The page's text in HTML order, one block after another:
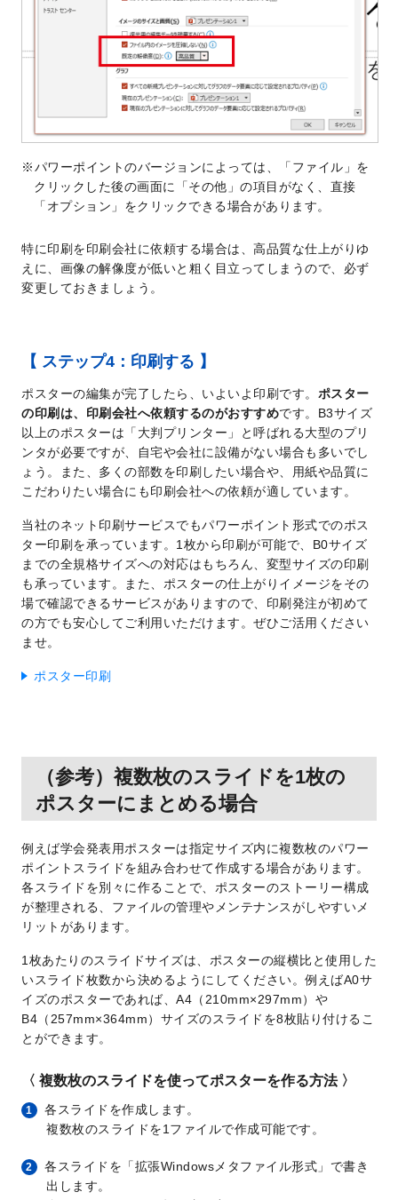
パワーポイントのバージョンによっては、「ファイル」を
クリックした後の画面に「その他」の項目がなく、直接
「オプション」をクリックできる場合があります。
特に印刷を印刷会社に依頼する場合は、高品質な仕上がりゆ
えに、画像の解像度が低いと粗く目立ってしまうので、必ず
変更しておきましょう。
【 ステップ4：印刷する 】
ポスターの編集が完了したら、いよいよ印刷です。 ポスター
の印刷は、印刷会社へ依頼するのがおすすめです。B3サイズ
以上のポスターは「大判プリンター」と呼ばれる大型のプリ
ンタが必要ですが、自宅や会社に設備がない場合も多いでし
ょう。また、多くの部数を印刷したい場合や、用紙や品質に
こだわりたい場合にも印刷会社への依頼が適しています。
当社のネット印刷サービスでもパワーポイント形式でのポス
ター印刷を承っています。1枚から印刷が可能で、B0サイズ
までの全規格サイズへの対応はもちろん、変型サイズの印刷
も承っています。また、ポスターの仕上がりイメージをその
場で確認できるサービスがありますので、印刷発注が初めて
の方でも安心してご利用いただけます。ぜひご活用ください
ませ。
ポスター印刷
（参考）複数枚のスライドを1枚の
ポスターにまとめる場合
例えば学会発表用ポスターは指定サイズ内に複数枚のパワー
ポイントスライドを組み合わせて作成する場合があります。
各スライドを別々に作ることで、ポスターのストーリー構成
が整理される、ファイルの管理やメンテナンスがしやすいメ
リットがあります。
1枚あたりのスライドサイズは、ポスターの縦横比と使用した
いスライド枚数から決めるようにしてください。例えばA0サ
イズのポスターであれば、A4（210mm×297mm）や
B4（257mm×364mm）サイズのスライドを8枚貼り付けるこ
とができます。
〈 複数枚のスライドを使ってポスターを作る方法 〉
1
各スライドを作成します。
複数枚のスライドを1ファイルで作成可能です。
2
各スライドを「拡張Windowsメタファイル形式」で書き
出します。